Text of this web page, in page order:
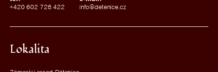
+420 602 728 422
info@detenice.cz
Lokalita